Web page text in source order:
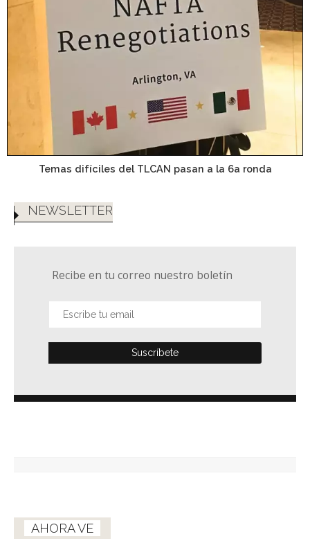
Temas difíciles del TLCAN pasan a la 6a ronda
NEWSLETTER
Recibe en tu correo nuestro boletín
AHORA VE